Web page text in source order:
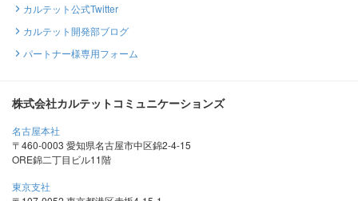
カルテット公式Twitter
カルテット開発部ブログ
パートナー様専用フォーム
株式会社カルテットコミュニケーションズ
名古屋本社
〒460-0003 愛知県名古屋市中区錦2-4-15
ORE錦二丁目ビル11階
東京支社